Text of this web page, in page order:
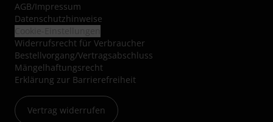
AGB/Impressum
Datenschutzhinweise
Widerrufsrecht für Verbraucher
Bestellvorgang/Vertragsabschluss
Mängelhaftungsrecht
Erklärung zur Barrierefreiheit
Vertrag widerrufen